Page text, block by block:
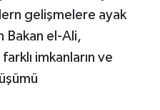
gelişmelere ayak
Bakan el-Ali,
imkanların ve